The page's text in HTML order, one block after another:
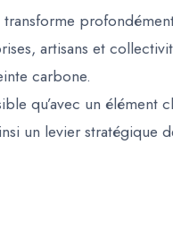
artisans et
carbone.
qu’avec un élément
un levier stratégique